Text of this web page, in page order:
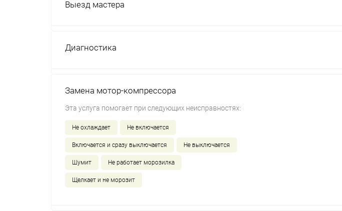
Выезд мастера
Диагностика
Замена мотор-компрессора
Эта услуга помогает при следующих неисправностях:
Не охлаждает Не включается
Включается и сразу выключается Не выключается
Шумит Не работает морозилка
Щелкает и не морозит